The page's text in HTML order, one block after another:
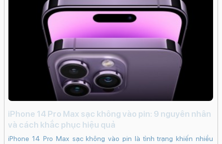
iPhone 14 Pro Max sạc không vào pin: 9 nguyên nhân
và cách khắc phục hiệu quả
iPhone 14 Pro Max sạc không vào pin là tình trạng khiến nhiều